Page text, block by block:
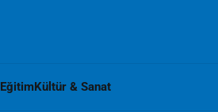
EğitimKültür & Sanat